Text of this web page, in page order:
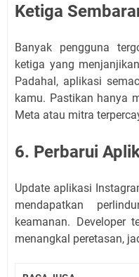
Ketiga
Banyak pengguna
ketiga yang
Padahal, aplikasi
kamu. Pastikan hanya
Meta atau mitra
6. Perbarui
Update aplikasi
mendapatkan
keamanan. Developer
menangkal peretasan,